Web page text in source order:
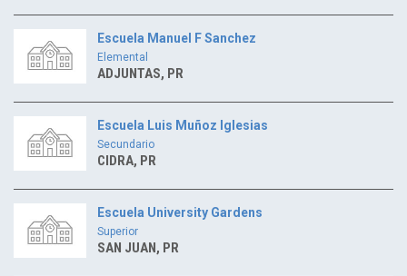
Escuela Manuel F Sanchez
Elemental
ADJUNTAS, PR
Escuela Luis Muñoz Iglesias
Secundario
CIDRA, PR
Escuela University Gardens
Superior
SAN JUAN, PR